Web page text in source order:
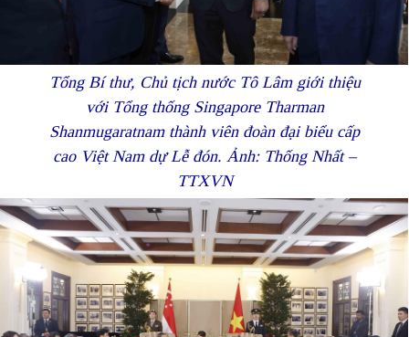
Tổng Bí thư, Chủ tịch nước Tô Lâm giới thiệu
với Tổng thống Singapore Tharman
Shanmugaratnam thành viên đoàn đại biểu cấp
cao Việt Nam dự Lễ đón. Ảnh: Thống Nhất –
TTXVN